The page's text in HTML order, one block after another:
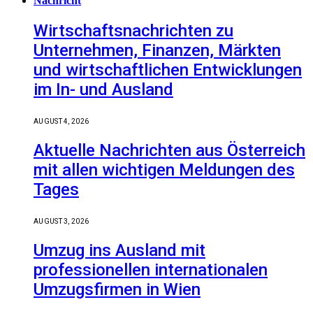
Wirtschaftsnachrichten zu
Unternehmen, Finanzen, Märkten
und wirtschaftlichen Entwicklungen
im In- und Ausland
AUGUST 4, 2026
Aktuelle Nachrichten aus Österreich
mit allen wichtigen Meldungen des
Tages
AUGUST 3, 2026
Umzug ins Ausland mit
professionellen internationalen
Umzugsfirmen in Wien